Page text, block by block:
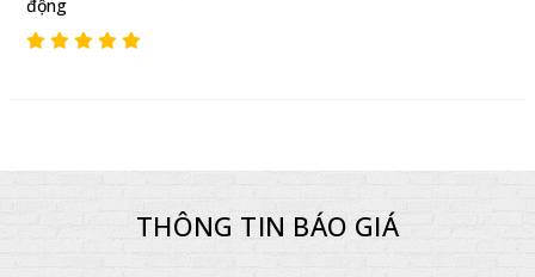
động
THÔNG TIN BÁO GIÁ